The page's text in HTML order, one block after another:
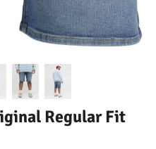
Regular Fit